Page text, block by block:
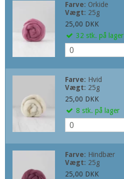
Farve: Orkide
Vægt: 25g
25,00 DKK
32 stk. på lager
Farve: Hvid
Vægt: 25g
25,00 DKK
8 stk. på lager
Farve: Hindbær
Vægt: 25g
25,00 DKK